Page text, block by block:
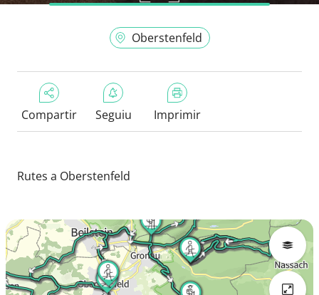
Oberstenfeld
Compartir Seguiu Imprimir
Rutes a Oberstenfeld